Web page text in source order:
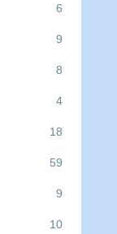
6
9
8
4
18
59
9
10